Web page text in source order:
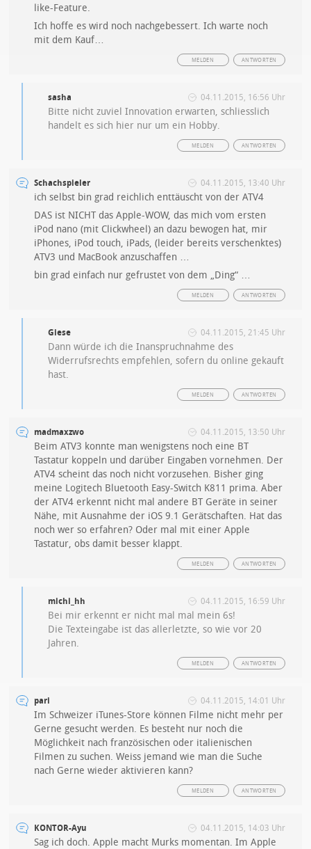
like-Feature.
Ich hoffe es wird noch nachgebessert. Ich warte noch
mit dem Kauf…
ANTWORTEN
MELDEN
sasha 04.11.2015, 16:56 Uhr
Bitte nicht zuviel Innovation erwarten, schliesslich
handelt es sich hier nur um ein Hobby.
ANTWORTEN
MELDEN
Schachspieler 04.11.2015, 13:40 Uhr
ich selbst bin grad reichlich enttäuscht von der ATV4
DAS ist NICHT das Apple-WOW, das mich vom ersten
iPod nano (mit Clickwheel) an dazu bewogen hat, mir
iPhones, iPod touch, iPads, (leider bereits verschenktes)
ATV3 und MacBook anzuschaffen …
bin grad einfach nur gefrustet von dem „Ding“ …
ANTWORTEN
MELDEN
Giese 04.11.2015, 21:45 Uhr
Dann würde ich die Inanspruchnahme des
Widerrufsrechts empfehlen, sofern du online gekauft
hast.
ANTWORTEN
MELDEN
madmaxzwo 04.11.2015, 13:50 Uhr
Beim ATV3 konnte man wenigstens noch eine BT
Tastatur koppeln und darüber Eingaben vornehmen. Der
ATV4 scheint das noch nicht vorzusehen. Bisher ging
meine Logitech Bluetooth Easy-Switch K811 prima. Aber
der ATV4 erkennt nicht mal andere BT Geräte in seiner
Nähe, mit Ausnahme der iOS 9.1 Gerätschaften. Hat das
noch wer so erfahren? Oder mal mit einer Apple
Tastatur, obs damit besser klappt.
ANTWORTEN
MELDEN
michi_hh 04.11.2015, 16:59 Uhr
Bei mir erkennt er nicht mal mal mein 6s!
Die Texteingabe ist das allerletzte, so wie vor 20
Jahren.
ANTWORTEN
MELDEN
pari 04.11.2015, 14:01 Uhr
Im Schweizer iTunes-Store können Filme nicht mehr per
Gerne gesucht werden. Es besteht nur noch die
Möglichkeit nach französischen oder italienischen
Filmen zu suchen. Weiss jemand wie man die Suche
nach Gerne wieder aktivieren kann?
ANTWORTEN
MELDEN
KONTOR-Ayu 04.11.2015, 14:03 Uhr
Sag ich doch. Apple macht Murks momentan. Im Apple